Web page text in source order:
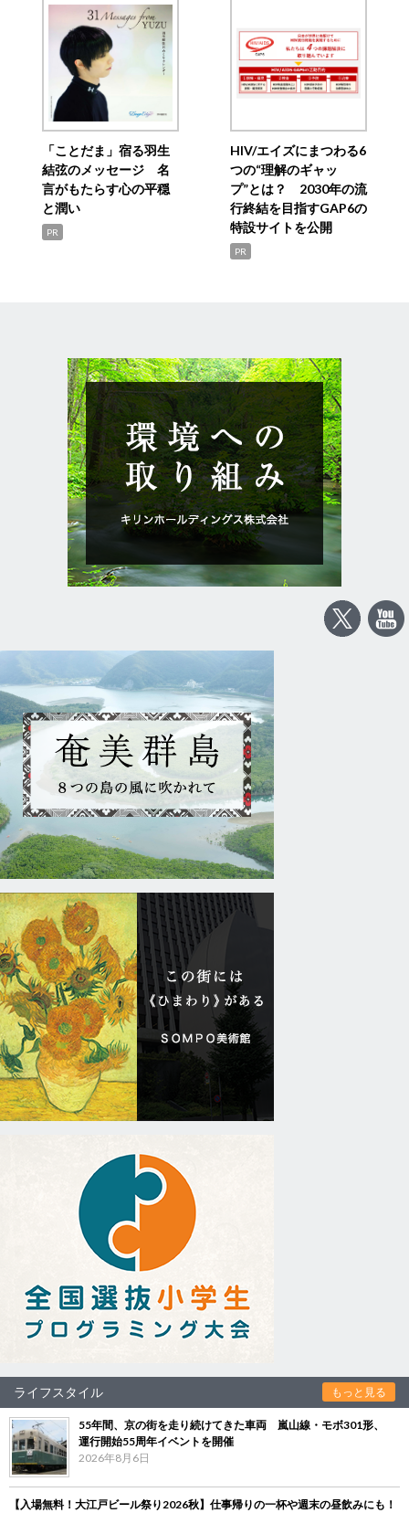
「ことだま」宿る羽生
結弦のメッセージ 名
言がもたらす心の平穏
と潤い
PR
HIV/エイズにまつわる6
つの“理解のギャッ
プ”とは？ 2030年の流
行終結を目指すGAP6の
特設サイトを公開
PR
ライフスタイル もっと見る
55年間、京の街を走り続けてきた車両 嵐山線・モボ301形、
運行開始55周年イベントを開催
2026年8月6日
【入場無料！大江戸ビール祭り2026秋】仕事帰りの一杯や週末の昼飲みにも！